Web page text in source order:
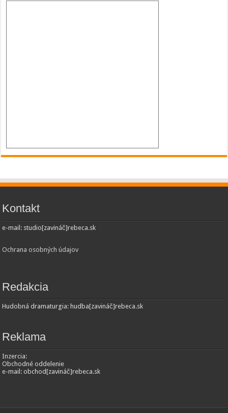
Kontakt
e-mail: studio[zavináč]rebeca.sk
Ochrana osobných údajov
Redakcia
Hudobná dramaturgia: hudba[zavináč]rebeca.sk
Reklama
Inzercia:
Obchodné oddelenie
e-mail: obchod[zavináč]rebeca.sk